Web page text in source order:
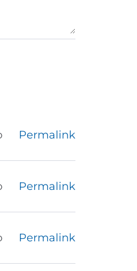
Permalink
Permalink
Permalink